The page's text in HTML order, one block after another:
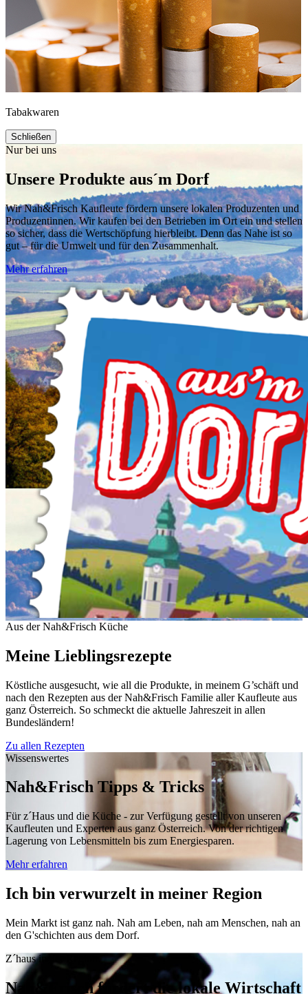
Tabakwaren
Schließen
Nur bei uns
Unsere Produkte aus´m Dorf
Wir Nah&Frisch Kaufleute fördern unsere lokalen Produzenten und
Produzentinnen. Wir kaufen bei den Betrieben im Ort ein und stellen
so sicher, dass die Wertschöpfung hierbleibt. Denn das Nahe ist so
gut – für die Umwelt und für den Zusammenhalt.
Mehr erfahren
Aus der Nah&Frisch Küche
Meine Lieblingsrezepte
Köstliche ausgesucht, wie all die Produkte, in meinem G’schäft und
nach den Rezepten aus der Nah&Frisch Familie aller Kaufleute aus
ganz Österreich. So schmeckt die aktuelle Jahreszeit in allen
Bundesländern!
Zu allen Rezepten
Wissenswertes
Nah&Frisch Tipps & Tricks
Für z´Haus und die Küche - zur Verfügung gestellt von unseren
Kaufleuten und Experten aus ganz Österreich. Von der richtigen
Lagerung von Lebensmitteln bis zum Energiesparen.
Mehr erfahren
Ich bin verwurzelt in meiner Region
Mein Markt ist ganz nah. Nah am Leben, nah am Menschen, nah an
den G'schichten aus dem Dorf.
Z´haus in der Region
Nah&Frisch fördert die lokale Wirtschaft